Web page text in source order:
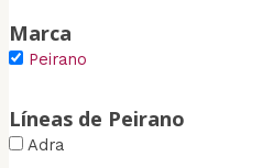
Marca
Peirano
Líneas de Peirano
Adra